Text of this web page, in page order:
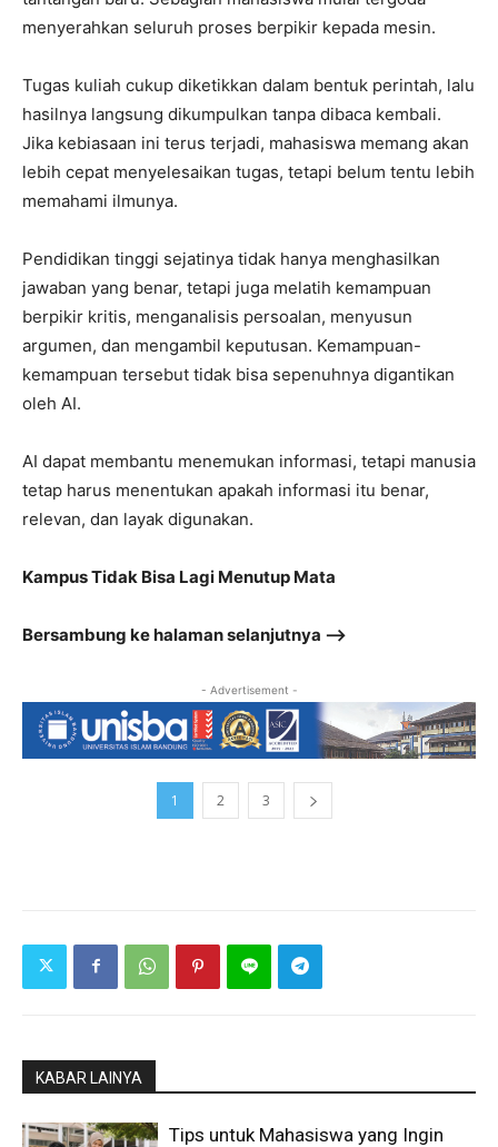
menyerahkan seluruh proses berpikir kepada mesin.
Tugas kuliah cukup diketikkan dalam bentuk perintah, lalu
hasilnya langsung dikumpulkan tanpa dibaca kembali.
Jika kebiasaan ini terus terjadi, mahasiswa memang akan
lebih cepat menyelesaikan tugas, tetapi belum tentu lebih
memahami ilmunya.
Pendidikan tinggi sejatinya tidak hanya menghasilkan
jawaban yang benar, tetapi juga melatih kemampuan
berpikir kritis, menganalisis persoalan, menyusun
argumen, dan mengambil keputusan. Kemampuan-
kemampuan tersebut tidak bisa sepenuhnya digantikan
oleh AI.
AI dapat membantu menemukan informasi, tetapi manusia
tetap harus menentukan apakah informasi itu benar,
relevan, dan layak digunakan.
Kampus Tidak Bisa Lagi Menutup Mata
Bersambung ke halaman selanjutnya –>
- Advertisement -
1 2 3
KABAR LAINYA
Tips untuk Mahasiswa yang Ingin